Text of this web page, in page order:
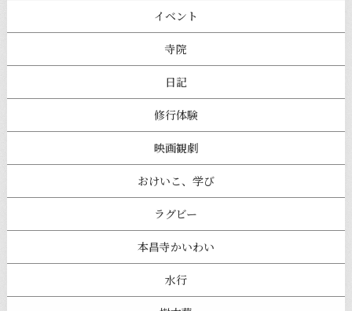
イベント
寺院
日記
修行体験
映画観劇
おけいこ、学び
ラグビー
本昌寺かいわい
水行